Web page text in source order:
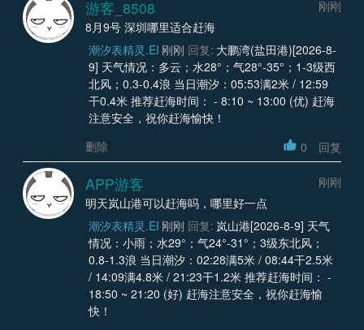
游客_8508
刚刚
8月9号 深圳哪里适合赶海
潮汐表精灵.EI 刚刚 回复: 大鹏湾(盐田港)[2026-8-
9] 天气情况：多云；水28°；气28°-35°；1-3级西
北风；0.3-0.4浪 当日潮汐：05:53满2米 / 12:59
干0.4米 推荐赶海时间： - 8:10 ~ 13:00 (优) 赶海
注意安全，祝你赶海愉快！
删除
0 回复
APP游客
刚刚
明天岚山港可以赶海吗，哪里好一点
潮汐表精灵.EI 刚刚 回复: 岚山港[2026-8-9] 天气
情况：小雨；水29°；气24°-31°；3级东北风；
0.8-1.3浪 当日潮汐：02:28满5米 / 08:44干2.5米
/ 14:09满4.8米 / 21:23干1.2米 推荐赶海时间： -
18:50 ~ 21:20 (好) 赶海注意安全，祝你赶海愉
快！